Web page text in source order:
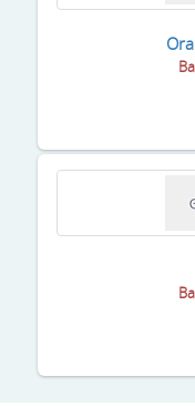
Kadıköy
Kozyatağı
Sancaktepe